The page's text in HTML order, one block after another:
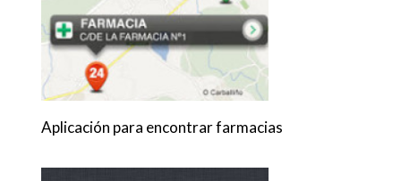
Aplicación para encontrar farmacias